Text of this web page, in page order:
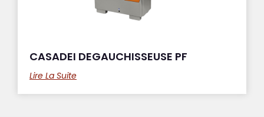
CASADEI DEGAUCHISSEUSE PF
Lire La Suite